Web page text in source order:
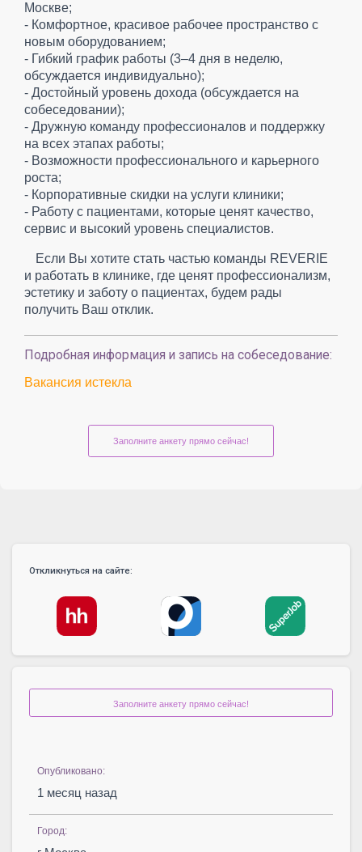
Москве;
- Комфортное, красивое рабочее пространство с
новым оборудованием;
- Гибкий график работы (3–4 дня в неделю,
обсуждается индивидуально);
- Достойный уровень дохода (обсуждается на
собеседовании);
- Дружную команду профессионалов и поддержку
на всех этапах работы;
- Возможности профессионального и карьерного
роста;
- Корпоративные скидки на услуги клиники;
- Работу с пациентами, которые ценят качество,
сервис и высокий уровень специалистов.
Если Вы хотите стать частью команды REVERIE
и работать в клинике, где ценят профессионализм,
эстетику и заботу о пациентах, будем рады
получить Ваш отклик.
Подробная информация и запись на собеседование:
Вакансия истекла
Заполните анкету прямо сейчас!
Откликнуться на сайте:
Заполните анкету прямо сейчас!
Опубликовано:
1 месяц назад
Город: